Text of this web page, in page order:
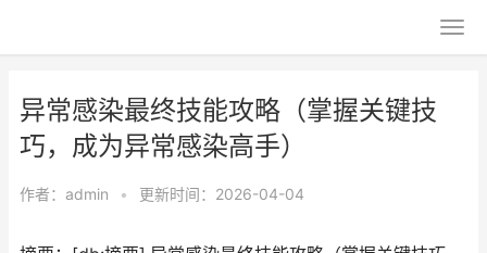
异常感染最终技能攻略（掌握关键技
巧，成为异常感染高手）
作者： admin • 更新时间：2026-04-04